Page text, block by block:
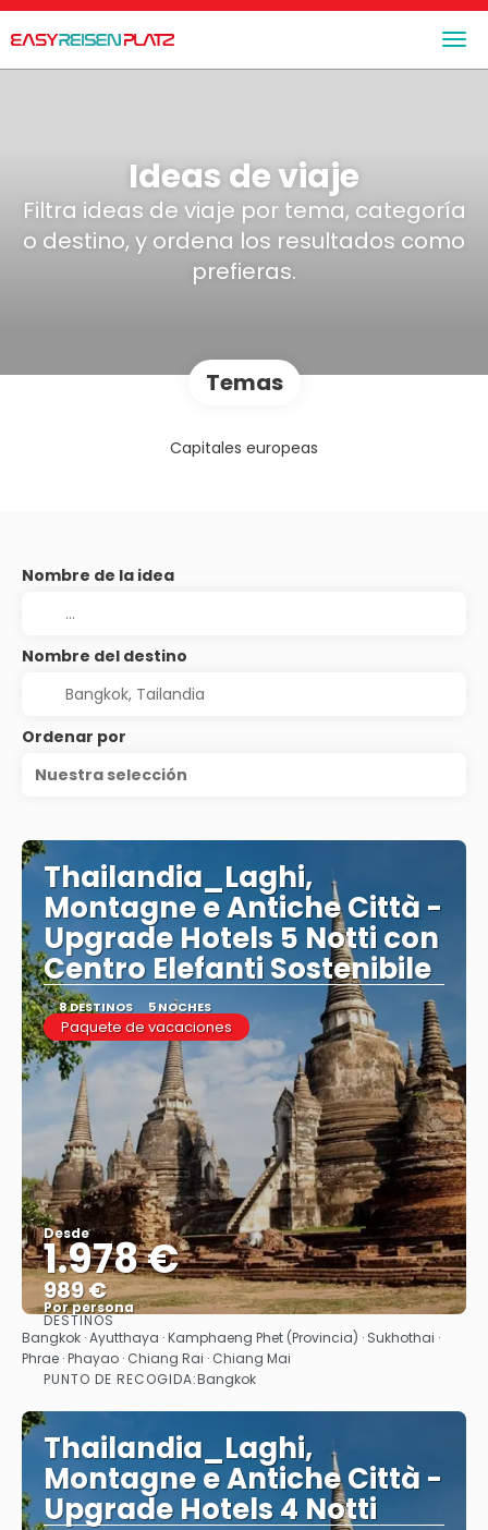
Ideas de viaje
Filtra ideas de viaje por tema, categoría
o destino, y ordena los resultados como
prefieras.
Temas
Capitales europeas
Nombre de la idea
Nombre del destino
Ordenar por
Nuestra selección
Thailandia_Laghi,
Montagne e Antiche Città -
Upgrade Hotels 5 Notti con
Centro Elefanti Sostenibile
8 DESTINOS 5 NOCHES
Paquete de vacaciones
Desde
1.978 €
989 €
Por persona
Ver
DESTINOS
Bangkok · Ayutthaya · Kamphaeng Phet (Provincia) · Sukhothai ·
Phrae · Phayao · Chiang Rai · Chiang Mai
PUNTO DE RECOGIDA:Bangkok
Thailandia_Laghi,
Montagne e Antiche Città -
Upgrade Hotels 4 Notti